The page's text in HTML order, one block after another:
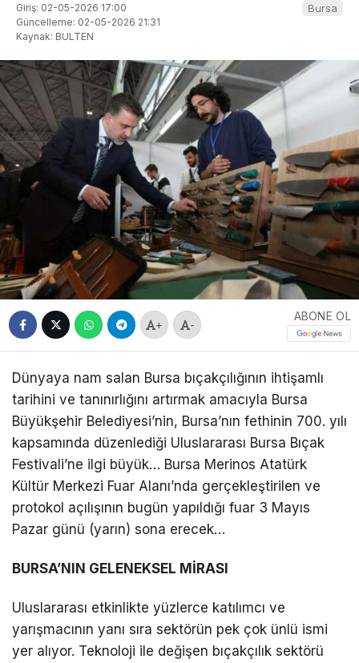
Giriş: 02-05-2026 17:00
Güncelleme: 02-05-2026 21:31
Kaynak: BULTEN
Bursa
+ -
ABONE OL
Dünyaya nam salan Bursa bıçakçılığının ihtişamlı
tarihini ve tanınırlığını artırmak amacıyla Bursa
Büyükşehir Belediyesi’nin, Bursa’nın fethinin 700. yılı
kapsamında düzenlediği Uluslararası Bursa Bıçak
Festivali’ne ilgi büyük… Bursa Merinos Atatürk
Kültür Merkezi Fuar Alanı’nda gerçekleştirilen ve
protokol açılışının bugün yapıldığı fuar 3 Mayıs
Pazar günü (yarın) sona erecek…
BURSA’NIN GELENEKSEL MİRASI
Uluslararası etkinlikte yüzlerce katılımcı ve
yarışmacının yanı sıra sektörün pek çok ünlü ismi
yer alıyor. Teknoloji ile değişen bıçakçılık sektörü